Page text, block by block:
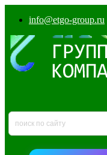
info@etgo-group.ru